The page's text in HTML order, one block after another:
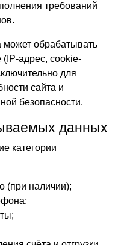
требований
обрабатывать
(IP-адрес, cookie-
для
сайта и
безопасности.
данных
категории
(при наличии);